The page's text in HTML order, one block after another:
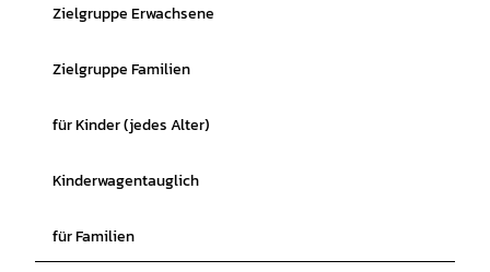
Zielgruppe Erwachsene
Zielgruppe Familien
für Kinder (jedes Alter)
Kinderwagentauglich
für Familien